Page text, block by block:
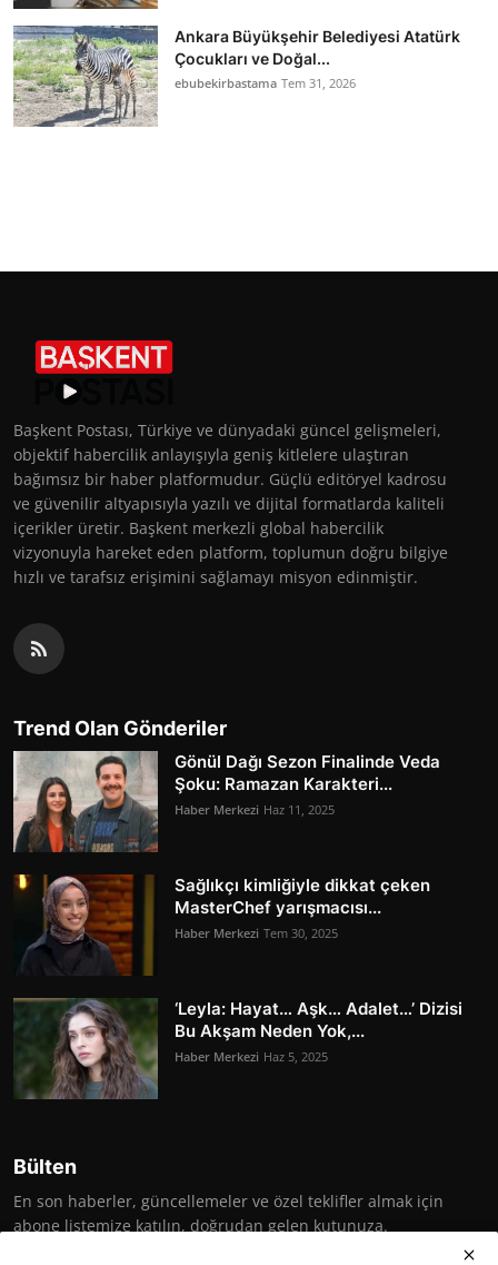
Ankara Büyükşehir Belediyesi Atatürk
Çocukları ve Doğal...
ebubekirbastama Tem 31, 2026
Başkent Postası, Türkiye ve dünyadaki güncel gelişmeleri,
objektif habercilik anlayışıyla geniş kitlelere ulaştıran
bağımsız bir haber platformudur. Güçlü editöryel kadrosu
ve güvenilir altyapısıyla yazılı ve dijital formatlarda kaliteli
içerikler üretir. Başkent merkezli global habercilik
vizyonuyla hareket eden platform, toplumun doğru bilgiye
hızlı ve tarafsız erişimini sağlamayı misyon edinmiştir.
Trend Olan Gönderiler
Gönül Dağı Sezon Finalinde Veda
Şoku: Ramazan Karakteri...
Haber Merkezi Haz 11, 2025
Sağlıkçı kimliğiyle dikkat çeken
MasterChef yarışmacısı...
Haber Merkezi Tem 30, 2025
‘Leyla: Hayat… Aşk… Adalet…’ Dizisi
Bu Akşam Neden Yok,...
Haber Merkezi Haz 5, 2025
Bülten
En son haberler, güncellemeler ve özel teklifler almak için
abone listemize katılın, doğrudan gelen kutunuza.